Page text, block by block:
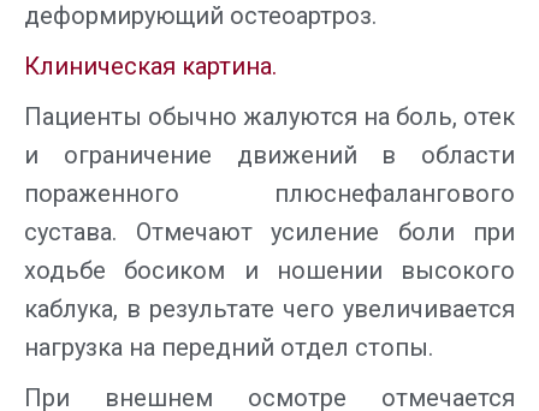
деформирующий остеоартроз.
Клиническая картина.
Пациенты обычно жалуются на боль, отек
и ограничение движений в области
пораженного плюснефалангового
сустава. Отмечают усиление боли при
ходьбе босиком и ношении высокого
каблука, в результате чего увеличивается
нагрузка на передний отдел стопы.
При внешнем осмотре отмечается